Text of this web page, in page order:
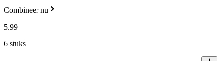
Combineer nu
5.99
6 stuks